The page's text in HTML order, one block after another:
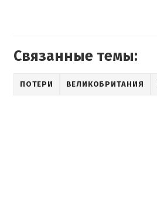
Связанные темы:
ПОТЕРИ ВЕЛИКОБРИТАНИЯ